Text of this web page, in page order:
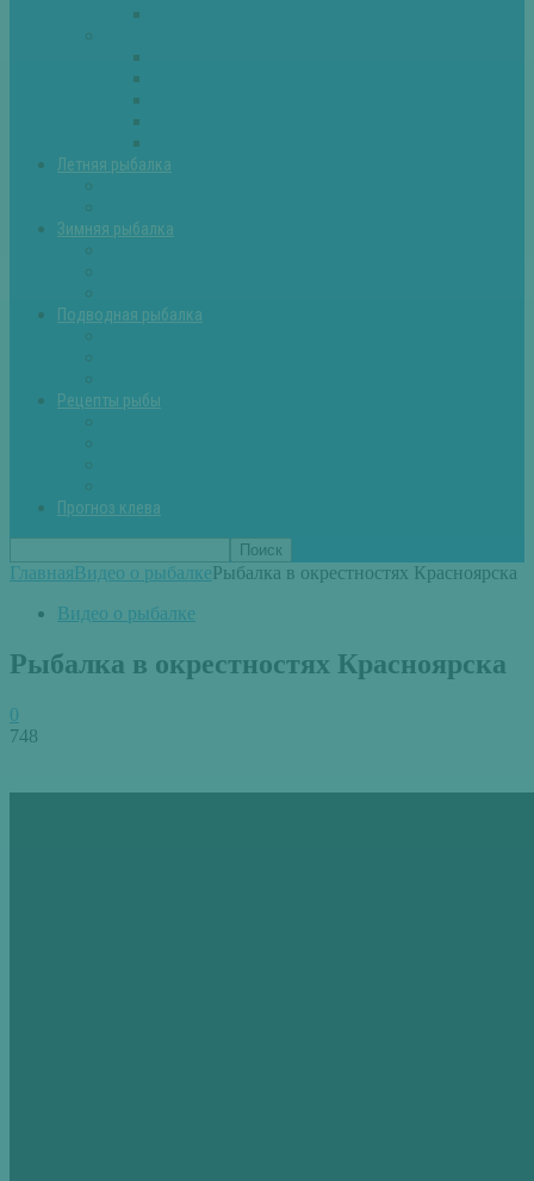
Летняя рыбалка
Зимняя рыбалка
Подводная рыбалка
Рецепты рыбы
Прогноз клева
ГлавнаяВидео о рыбалкеРыбалка в окрестностях Красноярска
Видео о рыбалке
Рыбалка в окрестностях Красноярска
0
748